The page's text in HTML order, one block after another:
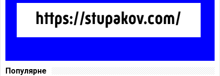
Популярне